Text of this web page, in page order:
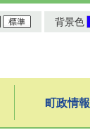
背景色
町政情報